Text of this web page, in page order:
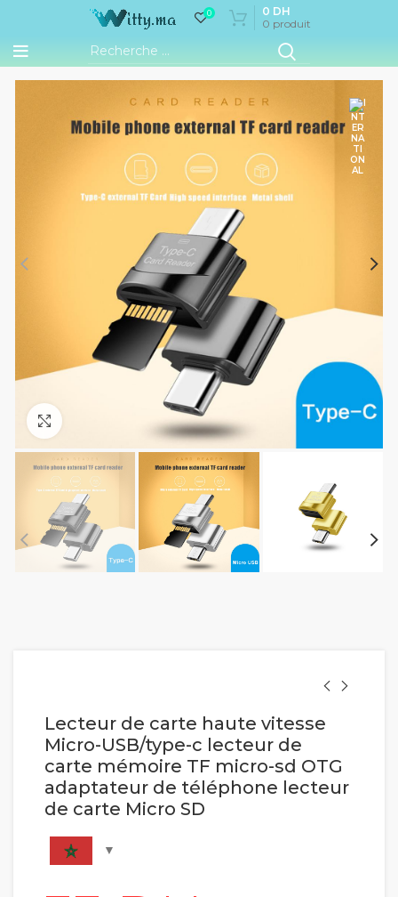
0
0 produit
0 DH
Cliquez pour agrandir
Lecteur de carte haute vitesse
Micro-USB/type-c lecteur de
carte mémoire TF micro-sd OTG
adaptateur de téléphone lecteur
de carte Micro SD